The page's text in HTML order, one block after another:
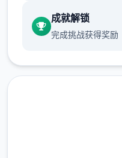
成就解锁
完成挑战获得奖励